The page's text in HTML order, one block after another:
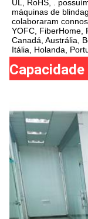
UL, RoHS, .
máquinas de
colaboraram
YOFC, FiberHome,
Canadá, Austrália,
Itália, Holanda,